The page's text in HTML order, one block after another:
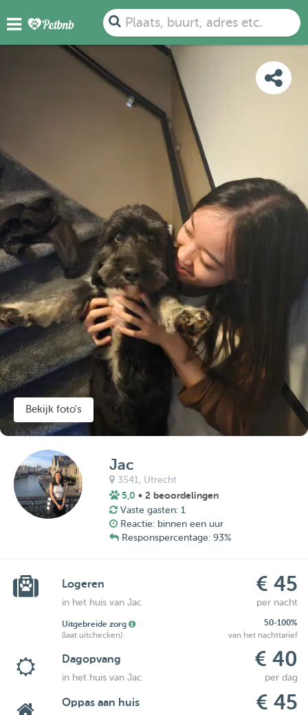
Plaats, buurt, adres etc.
FOTO'S BEOORDELINGEN KAART
Bekijk foto's
Jac
3541, Utrecht
5,0 • 2 beoordelingen
Vaste gasten: 1
Reactie: binnen een uur
Responspercentage: 93%
Logeren € 45
in het huis van Jac per nacht
Uitgebreide zorg
50-100%
(laat uitchecken)
van het nachttarief
Dagopvang € 40
in het huis van Jac per dag
Oppas aan huis € 45